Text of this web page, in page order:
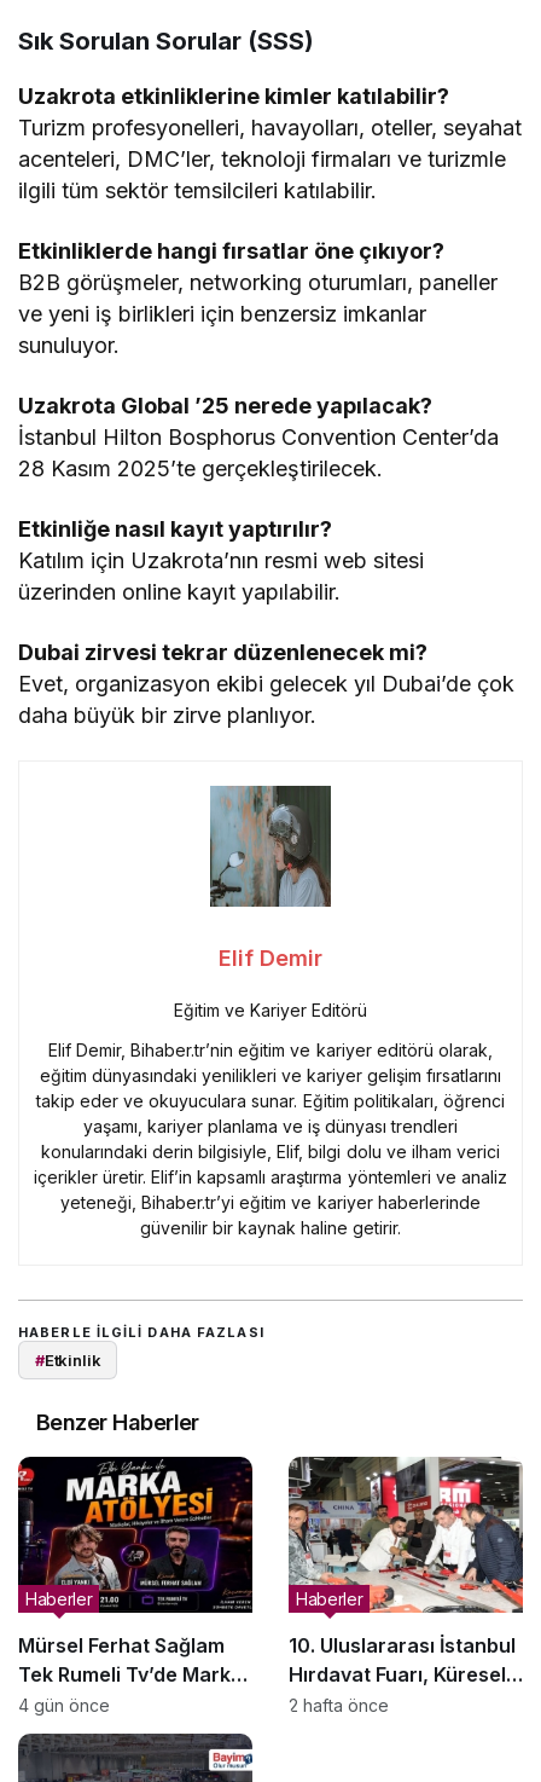
Sık Sorulan Sorular (SSS)
Uzakrota etkinliklerine kimler katılabilir?
Turizm profesyonelleri, havayolları, oteller, seyahat
acenteleri, DMC’ler, teknoloji firmaları ve turizmle
ilgili tüm sektör temsilcileri katılabilir.
Etkinliklerde hangi fırsatlar öne çıkıyor?
B2B görüşmeler, networking oturumları, paneller
ve yeni iş birlikleri için benzersiz imkanlar
sunuluyor.
Uzakrota Global ’25 nerede yapılacak?
İstanbul Hilton Bosphorus Convention Center’da
28 Kasım 2025’te gerçekleştirilecek.
Etkinliğe nasıl kayıt yaptırılır?
Katılım için Uzakrota’nın resmi web sitesi
üzerinden online kayıt yapılabilir.
Dubai zirvesi tekrar düzenlenecek mi?
Evet, organizasyon ekibi gelecek yıl Dubai’de çok
daha büyük bir zirve planlıyor.
Elif Demir
Eğitim ve Kariyer Editörü
Elif Demir, Bihaber.tr’nin eğitim ve kariyer editörü olarak,
eğitim dünyasındaki yenilikleri ve kariyer gelişim fırsatlarını
takip eder ve okuyuculara sunar. Eğitim politikaları, öğrenci
yaşamı, kariyer planlama ve iş dünyası trendleri
konularındaki derin bilgisiyle, Elif, bilgi dolu ve ilham verici
içerikler üretir. Elif’in kapsamlı araştırma yöntemleri ve analiz
yeteneği, Bihaber.tr’yi eğitim ve kariyer haberlerinde
güvenilir bir kaynak haline getirir.
HABERLE ILGILI DAHA FAZLASI
#Etkinlik
Benzer Haberler
Mürsel Ferhat Sağlam
Tek Rumeli Tv’de Marka
Atölyesi Programına
Konuk Oldu
Haberler
4 gün önce
10. Uluslararası İstanbul
Hırdavat Fuarı, Küresel
Ticaretin Yeni Merkezi
Haberler
2 hafta önce